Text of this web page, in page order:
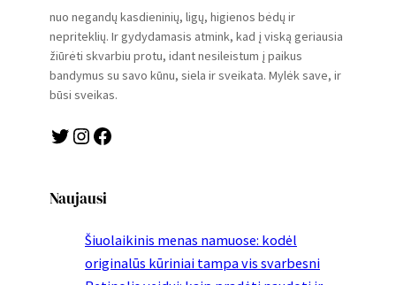
nuo negandų kasdieninių, ligų, higienos bėdų ir
nepriteklių. Ir gydydamasis atmink, kad į viską geriausia
žiūrėti skvarbiu protu, idant nesileistum į paikus
bandymus su savo kūnu, siela ir sveikata. Mylėk save, ir
būsi sveikas.
Twitter Instagram Facebook
Naujausi
Šiuolaikinis menas namuose: kodėl
originalūs kūriniai tampa vis svarbesni